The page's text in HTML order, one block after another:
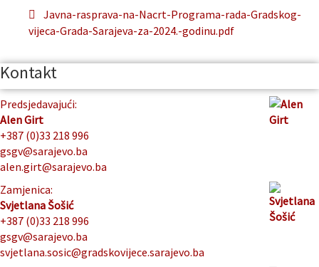
Javna-rasprava-na-Nacrt-Programa-rada-Gradskog-
vijeca-Grada-Sarajeva-za-2024.-godinu.pdf
Kontakt
Predsjedavajući:
Alen Girt
+387 (0)33 218 996
gsgv@sarajevo.ba
alen.girt@sarajevo.ba
Zamjenica:
Svjetlana Šošić
+387 (0)33 218 996
gsgv@sarajevo.ba
svjetlana.sosic@gradskovijece.sarajevo.ba